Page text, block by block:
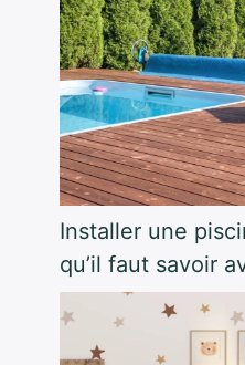
Installer une
qu’il faut savoir